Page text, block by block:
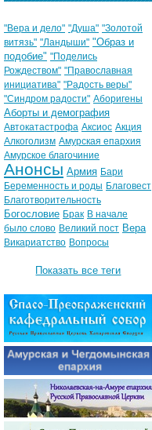
"Вера и дело" "Душа" "Золотой
витязь" "Ландыши" "Образ и
подобие" "Поделись
Рождеством" "Православная
инициатива" "Радость веры"
"Синдром радости" Аборигены
Аборты и демография
Автокатастрофа Аксиос Акция
Алкоголизм Амурская епархия
Амурское благочиние
Анонсы Армия Бари
Беременность и роды Благовест
Благотворительность
Богословие Брак В начале
было слово Великий пост Вера
Викариатство Вопросы
Показать все теги